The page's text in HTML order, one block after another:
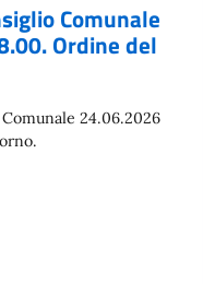
Comunale
Ordine del
24.06.2026